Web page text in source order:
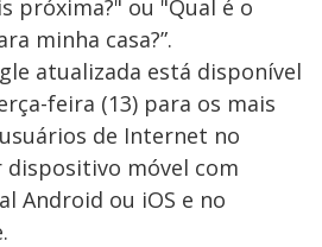
próxima?" ou "Qual é o
minha casa?”.
atualizada está disponível
feira (13) para os mais
de Internet no
dispositivo móvel com
Android ou iOS e no